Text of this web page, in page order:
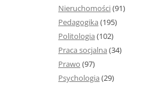
SPIS TREŚCI W PRACY
DYPLOMOWEJ
WSTĘP PRACY DYPLOMOWEJ
ROZDZIAŁY I PODROZDZIAŁY
Nieruchomości(91)
Pedagogika (195)
Politologia (102)
Praca socjalna (34)
Prawo (97)
Psychologia (29)